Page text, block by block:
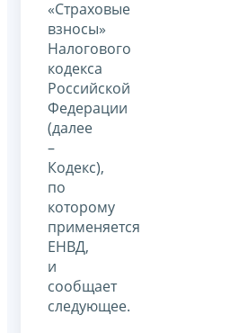
«Страховые
взносы»
Налогового
кодекса
Российской
Федерации
(далее
–
Кодекс),
по
которому
применяется
ЕНВД,
и
сообщает
следующее.